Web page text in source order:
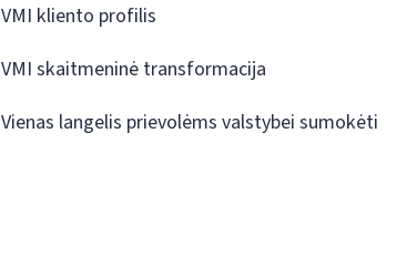
VMI kliento profilis
VMI skaitmeninė transformacija
Vienas langelis prievolėms valstybei sumokėti